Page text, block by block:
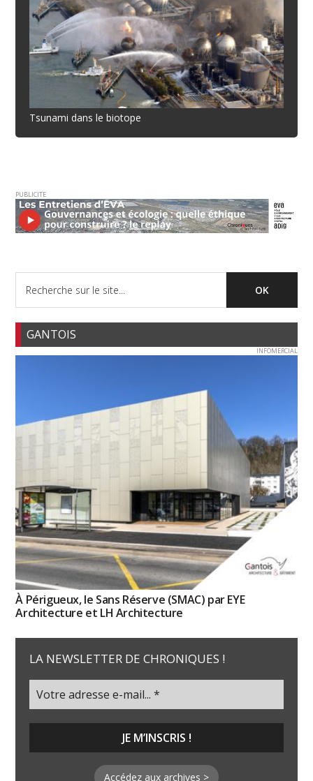
Tsunami dans le biotope
PUBLICITE
GANTOIS
INFOMERCIAL
À Périgueux, le Sans Réserve (SMAC) par EYE
Architecture et LH Architecture
LA NEWSLETTER DE CHRONIQUES !
Accédez aux archives >